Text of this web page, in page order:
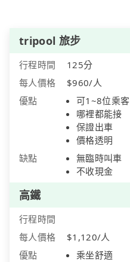
tripool 旅步
行程時間
125分
每人價格
$960/人
優點
可1~8位乘客
哪裡都能接
保證出車
價格透明
缺點
無臨時叫車
不收現金
高鐵
行程時間
每人價格
$1,120/人
優點
乘坐舒適